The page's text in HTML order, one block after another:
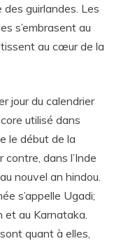
des guirlandes. Les
s’embrasent au
au cœur de la
jour du calendrier
utilisé dans
le début de la
contre, dans l’Inde
nouvel an hindou.
s’appelle Ugadi;
au Karnataka.
quant à elles,